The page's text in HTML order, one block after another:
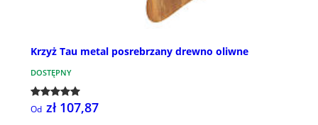
Krzyż Tau metal posrebrzany drewno oliwne
DOSTĘPNY
Od zł 107,87